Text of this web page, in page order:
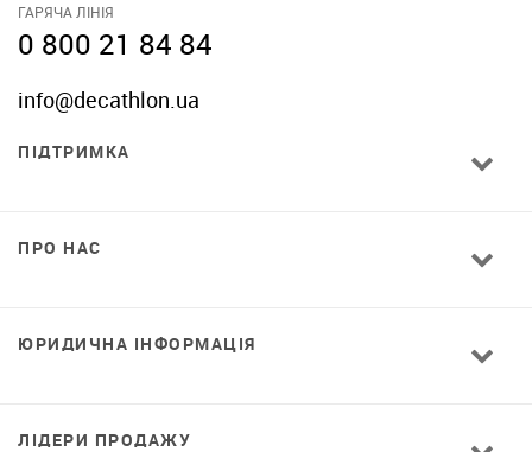
ГАРЯЧА ЛІНІЯ
0 800 21 84 84
info@decathlon.ua
ПІДТРИМКА
ПРО НАС
ЮРИДИЧНА ІНФОРМАЦІЯ
ЛІДЕРИ ПРОДАЖУ